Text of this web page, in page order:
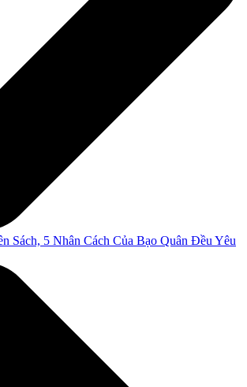
Sách, 5 Nhân Cách Của Bạo Quân Đều Yêu